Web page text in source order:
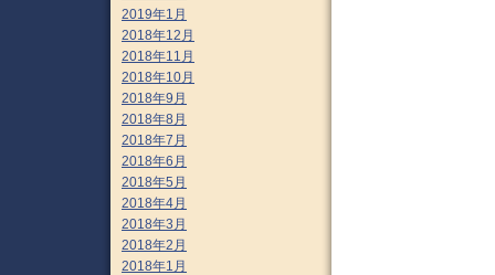
2019年1月
2018年12月
2018年11月
2018年10月
2018年9月
2018年8月
2018年7月
2018年6月
2018年5月
2018年4月
2018年3月
2018年2月
2018年1月